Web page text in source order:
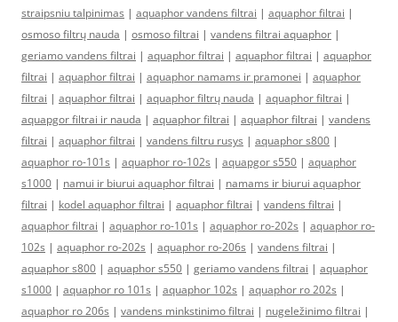
straipsniu talpinimas | aquaphor vandens filtrai | aquaphor filtrai |
osmoso filtrų nauda | osmoso filtrai | vandens filtrai aquaphor |
geriamo vandens filtrai | aquaphor filtrai | aquaphor filtrai | aquaphor
filtrai | aquaphor filtrai | aquaphor namams ir pramonei | aquaphor
filtrai | aquaphor filtrai | aquaphor filtrų nauda | aquaphor filtrai |
aquapgor filtrai ir nauda | aquaphor filtrai | aquaphor filtrai | vandens
filtrai | aquaphor filtrai | vandens filtru rusys | aquaphor s800 |
aquaphor ro-101s | aquaphor ro-102s | aquapgor s550 | aquaphor
s1000 | namui ir biurui aquaphor filtrai | namams ir biurui aquaphor
filtrai | kodel aquaphor filtrai | aquaphor filtrai | vandens filtrai |
aquaphor filtrai | aquaphor ro-101s | aquaphor ro-202s | aquaphor ro-
102s | aquaphor ro-202s | aquaphor ro-206s | vandens filtrai |
aquaphor s800 | aquaphor s550 | geriamo vandens filtrai | aquaphor
s1000 | aquaphor ro 101s | aquaphor 102s | aquaphor ro 202s |
aquaphor ro 206s | vandens minkstinimo filtrai | nugeležinimo filtrai |